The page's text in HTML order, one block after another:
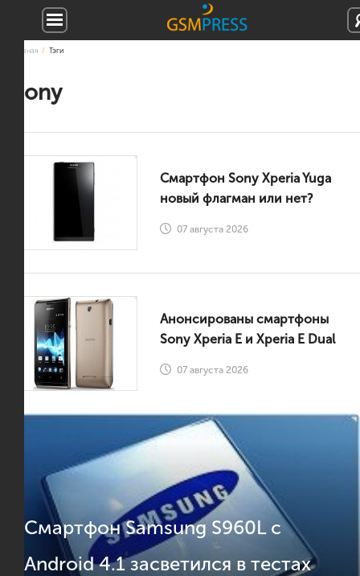
Главная Тэги
Sony
Смартфон Sony Xperia Yuga
новый флагман или нет?
07 августа 2026
Анонсированы смартфоны
Sony Xperia E и Xperia E Dual
07 августа 2026
Смартфон Samsung S960L с
Android 4.1 засветился в тестах